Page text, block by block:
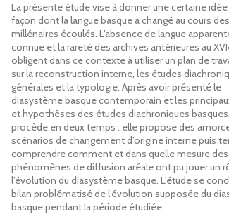
La présente étude vise à donner une certaine idée
façon dont la langue basque a changé au cours
millénaires écoulés. L’absence de langue
connue et la rareté des archives antérieures au
obligent dans ce contexte à utiliser un plan de
sur la reconstruction interne, les études
générales et la typologie. Après avoir présenté le
diasystème basque contemporain et les
et hypothèses des études diachroniques
procède en deux temps : elle propose des
scénarios de changement d’origine interne puis
comprendre comment et dans quelle mesure des
phénomènes de diffusion aréale ont pu jouer un
l’évolution du diasystème basque. L’étude se
bilan problématisé de l’évolution supposée du
basque pendant la période étudiée.